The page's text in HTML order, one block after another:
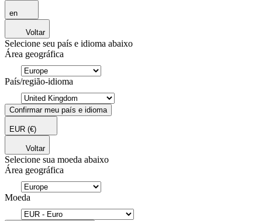
en
Voltar
Selecione seu país e idioma abaixo
Área geográfica
País/região-idioma
Confirmar meu país e idioma
EUR (€)
Voltar
Selecione sua moeda abaixo
Área geográfica
Moeda